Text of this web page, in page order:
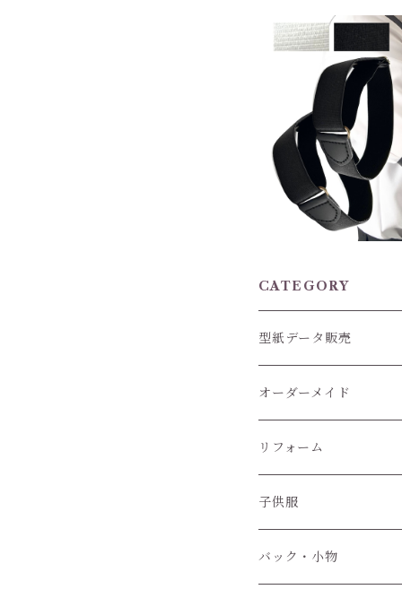
haoa アームバンド
革タブ アームベル
アームクリップ 腕
ャツ スプリングル
イズ調節 2.5cm幅
ツや長袖の袖丈調整
ォーマル メンズ
¥750
CATEGORY
型紙データ販売
オーダーメイド
ぬいぐるみ服
子供服
小物
リフォーム
子供服
バック・小物